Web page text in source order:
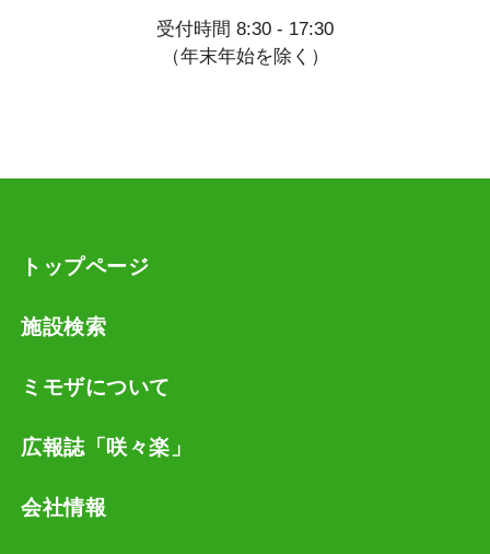
受付時間 8:30 - 17:30
（年末年始を除く）
トップページ
施設検索
ミモザについて
広報誌「咲々楽」
会社情報